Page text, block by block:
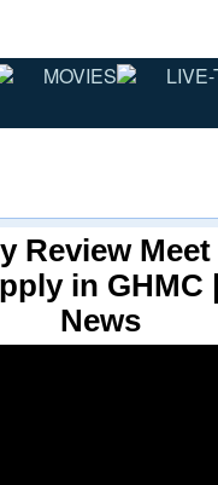
MOVIES
Review
in GHMC
News